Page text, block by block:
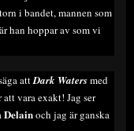
i bandet, mannen som
han hoppar av som vi
attDark Watersmed
vara exakt! Jag ser
Delainoch jag är ganska